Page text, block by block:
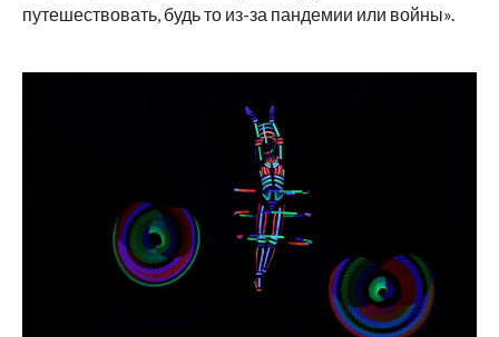
путешествовать, будь то из-за пандемии или войны».